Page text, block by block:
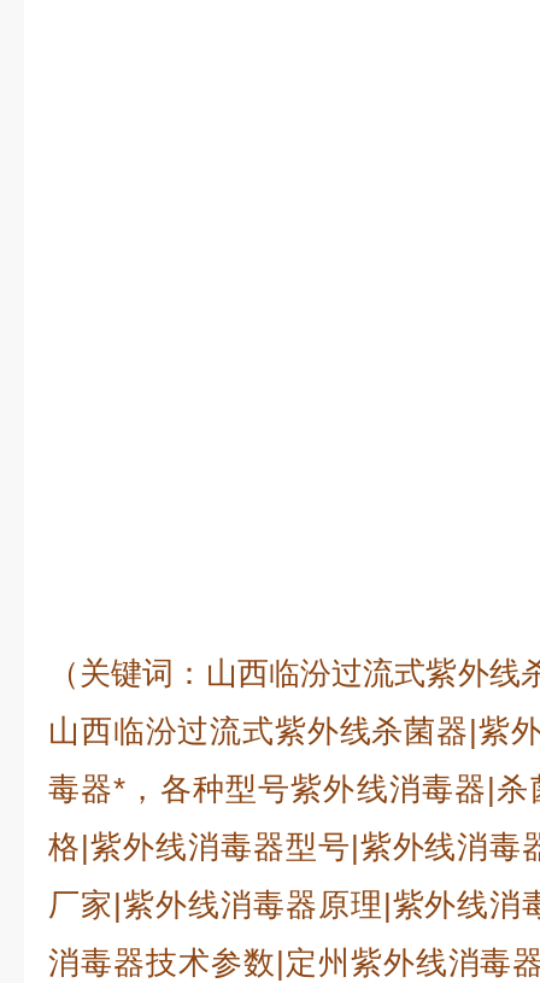
（关键词：山西临汾过流式紫外
山西临汾过流式紫外线杀菌器|紫
毒器*，各种型号紫外线消毒器|
格|紫外线消毒器型号|紫外线消毒
厂家|紫外线消毒器原理|紫外线消
消毒器技术参数|定州紫外线消毒